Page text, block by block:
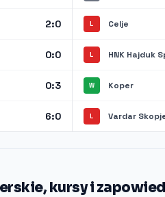
2:0
0:0
0:3
6:0
L Celje
L HNK Hajduk
W Koper
L Vardar
kursy i